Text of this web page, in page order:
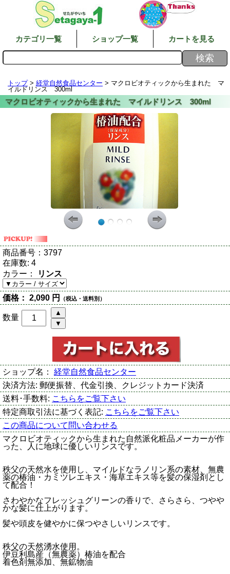
カテゴリ一覧 ショップ一覧 カートを見る
トップ> 経堂自然食品センター > マクロビオティックから生まれた マ
イルドリンス 300ml
商品番号： 3797
在庫数: 4
カラー： リンス
価格： 2,090 円 （税込・送料別）
数量
ショップ名： 経堂自然食品センター
決済方法: 郵便振替、代金引換、クレジットカード決済
送料･手数料: こちらをご覧下さい
特定商取引法に基づく表記: こちらをご覧下さい
この商品について問い合わせる
マクロビオティックから生まれた自然派化粧品メーカーが作
った、人に地球に優しいリンスです。
秩父の天然水を使用し、マイルドなラノリン系の素材、無農
薬の椿油・カミツレエキス・海草エキス等を髪の保湿剤とし
て配合！
さわやかなフレッシュグリーンの香りで、さらさら、つやや
かな髪に仕上がります。
髪や頭皮を健やかに保つやさしいリンスです。
秩父の天然湧水使用。
伊豆利島産（無農薬）椿油を配合
着色剤無添加、無鉱物油